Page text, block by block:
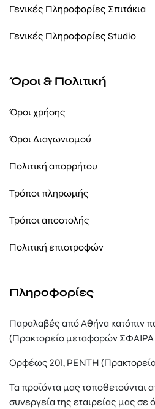
Γενικές Πληροφορίες Σπιτάκια
Γενικές Πληροφορίες Studio
Όροι & Πολιτική
Όροι χρήσης
Όροι Διαγωνισμού
Πολιτική απορρήτου
Τρόποι πληρωμής
Τρόποι αποστολής
Πολιτική επιστροφών
Πληροφορίες
Παραλαβές από Αθήνα κατόπιν
(Πρακτορείο μεταφορών ΣΦΑΙΡΑ
Ορφέως 201, ΡΕΝΤΗ
Τα προϊόντα μας τοποθετούνται
συνεργεία της εταιρείας μας σε